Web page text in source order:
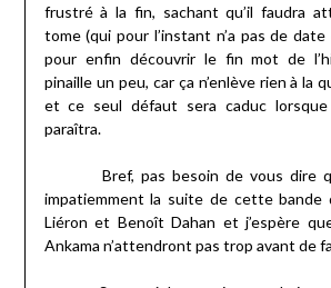
frustré à la fin, sachant qu’il faudra
tome (qui pour l’instant n’a pas de
pour enfin découvrir le fin mot de
pinaille un peu, car ça n’enlève rien à la
et ce seul défaut sera caduc
paraîtra.
Bref, pas besoin de vous dire
impatiemment la suite de cette bande
Liéron et Benoît Dahan et j’espère
Ankama n’attendront pas trop avant de